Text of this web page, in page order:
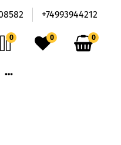
+74993944212
0 0 0